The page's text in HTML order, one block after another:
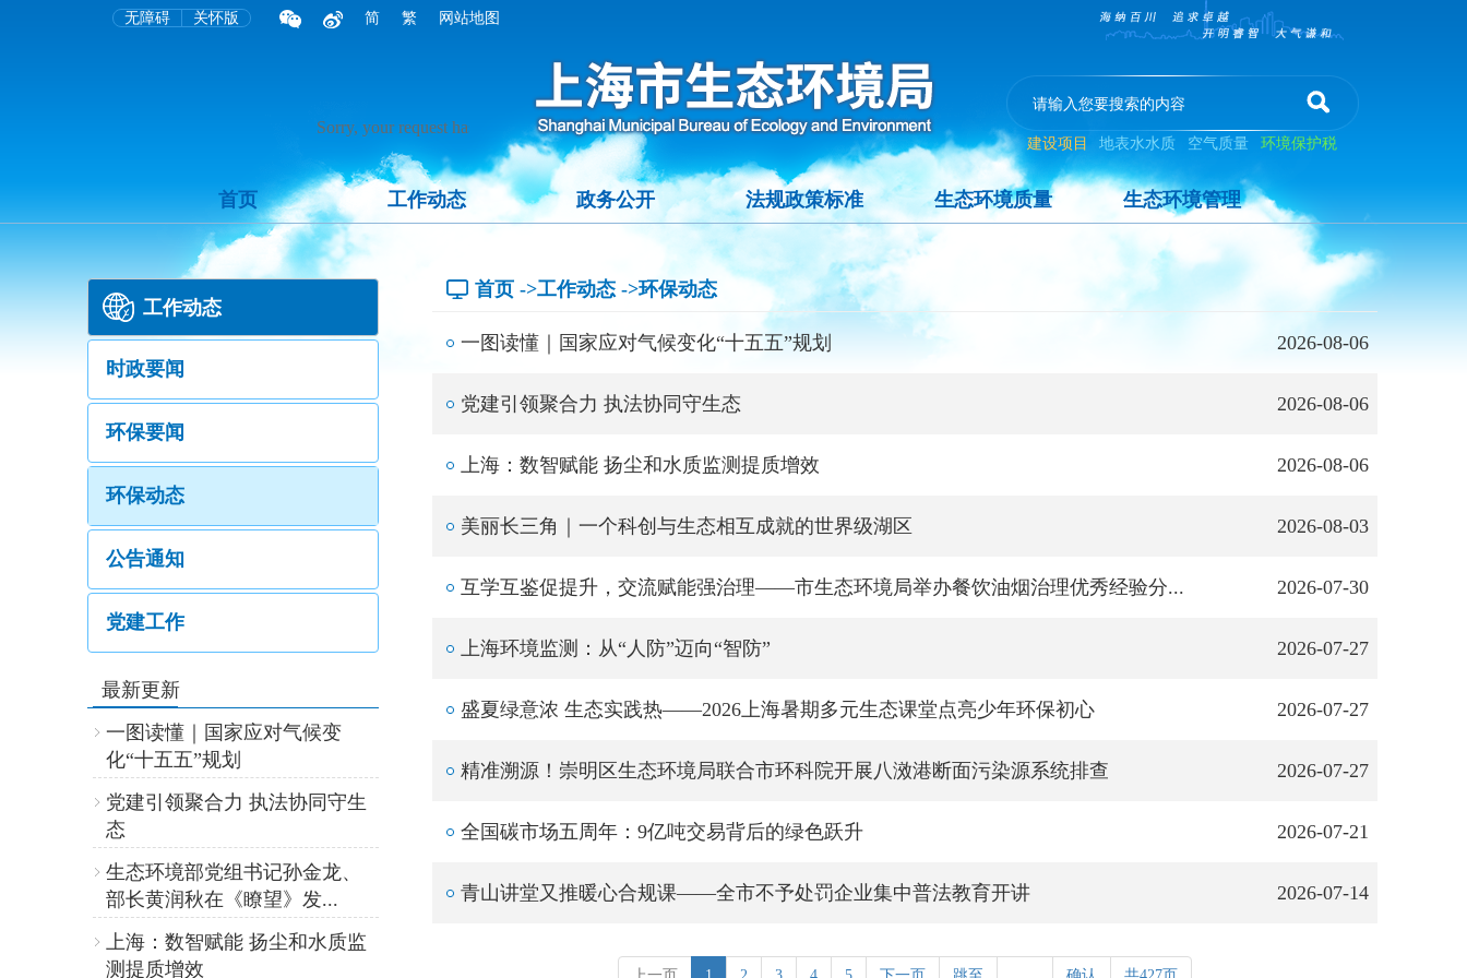
无障碍 关怀版 简 繁 网站地图
建设项目 地表水水质 空气质量 环境保护税
首页 工作动态 政务公开 法规政策标准 生态环境质量 生态环境管理
工作动态
时政要闻
环保要闻
环保动态
公告通知
党建工作
最新更新
一图读懂｜国家应对气候变
化“十五五”规划
党建引领聚合力 执法协同守生
态
生态环境部党组书记孙金龙、
部长黄润秋在《瞭望》发...
上海：数智赋能 扬尘和水质监
测提质增效
首页 ->工作动态 ->环保动态
一图读懂｜国家应对气候变化“十五五”规划 2026-08-06
党建引领聚合力 执法协同守生态 2026-08-06
上海：数智赋能 扬尘和水质监测提质增效 2026-08-06
美丽长三角｜一个科创与生态相互成就的世界级湖区 2026-08-03
互学互鉴促提升，交流赋能强治理——市生态环境局举办餐饮油烟治理优秀经验分... 2026-07-30
上海环境监测：从“人防”迈向“智防” 2026-07-27
盛夏绿意浓 生态实践热——2026上海暑期多元生态课堂点亮少年环保初心 2026-07-27
精准溯源！崇明区生态环境局联合市环科院开展八滧港断面污染源系统排查 2026-07-27
全国碳市场五周年：9亿吨交易背后的绿色跃升 2026-07-21
青山讲堂又推暖心合规课——全市不予处罚企业集中普法教育开讲 2026-07-14